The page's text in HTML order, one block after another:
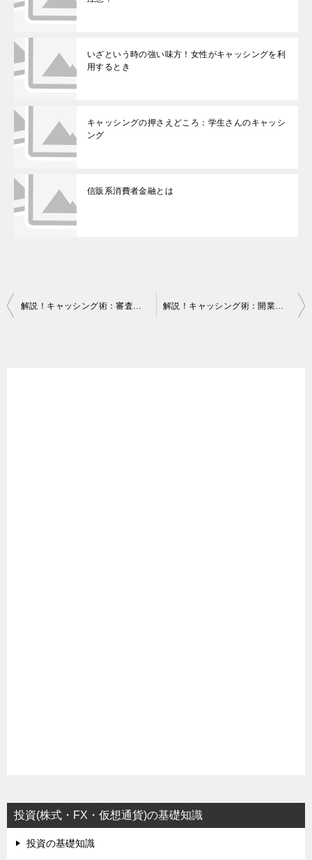
いざという時の強い味方！女性がキャッシングを利
用するとき
キャッシングの押さえどころ：学生さんのキャッシ
ング
信販系消費者金融とは
投
解説！キャッシング術：審査のないキャッシングに注意！ 解説！キャッシング術：開業資金でキャッシング
投資(株式・FX・仮想通貨)の基礎知識
投資の基礎知識